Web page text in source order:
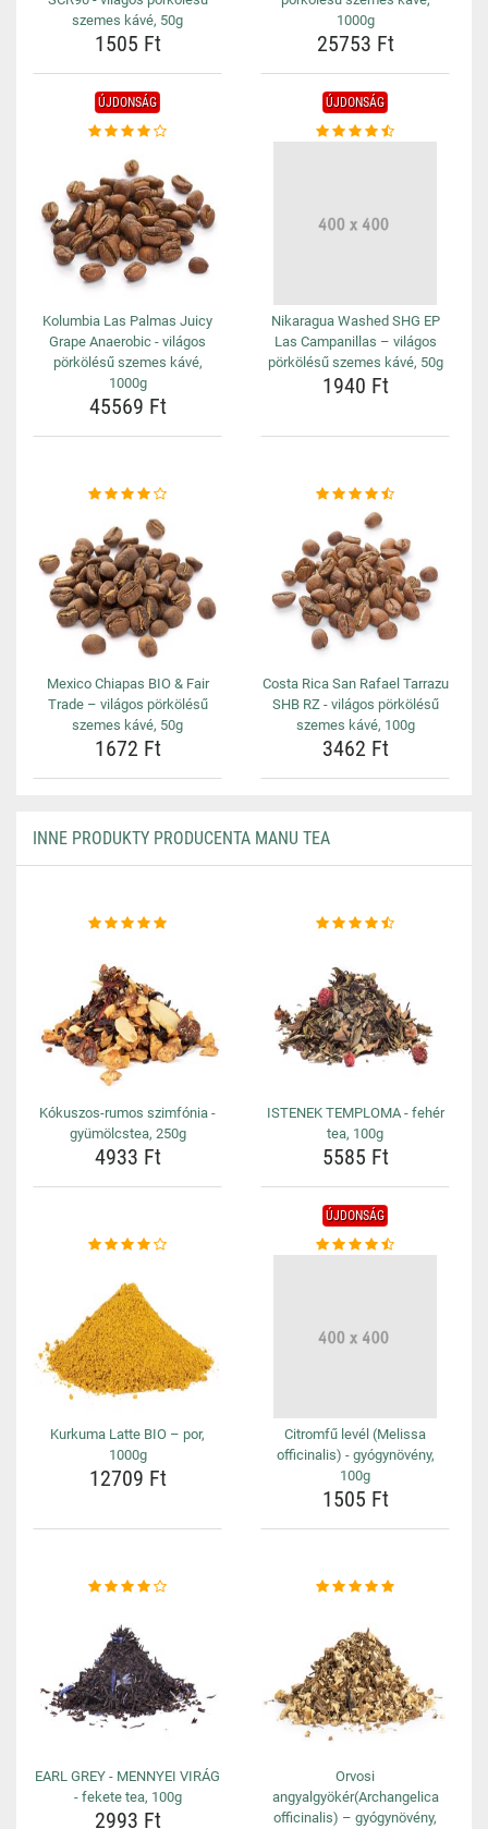
szemes kávé, 50g
1505 Ft
1000g
25753 Ft
ÚJDONSÁG
Kolumbia Las Palmas Juicy
Grape Anaerobic - világos
pörkölésű szemes kávé,
1000g
45569 Ft
ÚJDONSÁG
Nikaragua Washed SHG EP
Las Campanillas – világos
pörkölésű szemes kávé, 50g
1940 Ft
Mexico Chiapas BIO & Fair
Trade – világos pörkölésű
szemes kávé, 50g
1672 Ft
Costa Rica San Rafael Tarrazu
SHB RZ - világos pörkölésű
szemes kávé, 100g
3462 Ft
INNE PRODUKTY PRODUCENTA MANU TEA
Kókuszos-rumos szimfónia -
gyümölcstea, 250g
4933 Ft
ISTENEK TEMPLOMA - fehér
tea, 100g
5585 Ft
Kurkuma Latte BIO – por,
1000g
12709 Ft
ÚJDONSÁG
Citromfű levél (Melissa
officinalis) - gyógynövény,
100g
1505 Ft
EARL GREY - MENNYEI VIRÁG
- fekete tea, 100g
2993 Ft
Orvosi
angyalgyökér(Archangelica
officinalis) – gyógynövény,